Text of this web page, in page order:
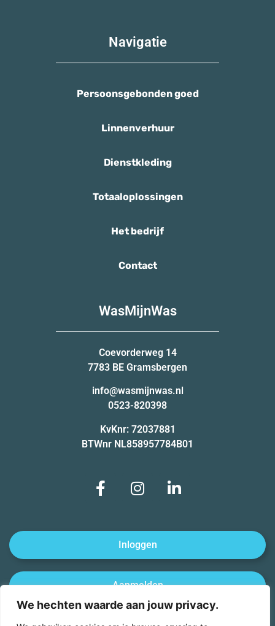
We hechten waarde aan jouw privacy.
Navigatie
Persoonsgebonden goed
Linnenverhuur
Dienstkleding
Totaaloplossingen
Het bedrijf
Contact
WasMijnWas
Coevorderweg 14
7783 BE Gramsbergen
info@wasmijnwas.nl
0523-820398
KvKnr: 72037881
BTWnr NL858957784B01
Inloggen
Aanmelden